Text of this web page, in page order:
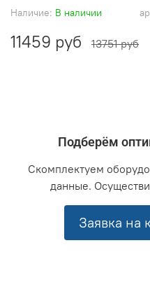
Наличие: В наличии
11459 руб 13751 руб
Подберём
Скомплектуем
данные.
Заявка на